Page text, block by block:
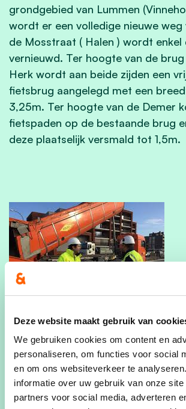
Deze website maakt gebruik van
We gebruiken cookies om content en
personaliseren, om functies voor social
en om ons websiteverkeer te
informatie over uw gebruik van onze site
partners voor social media, adverteren
grondgebied van Lummen
wordt er een volledige nieuwe weg
de Mosstraat ( Halen ) wordt enkel
vernieuwd. Ter hoogte van de
Herk wordt aan beide zijden een
fietsbrug aangelegd met een
3,25m. Ter hoogte van de Demer
fietspaden op de bestaande brug
deze plaatselijk versmald tot 1,5m.
Belangrijk is dat hierdoor een
komen voor de vele fietsers die de
maken tussen Zelem, Linkhout en
de kinderen die in Herk-De-Stad